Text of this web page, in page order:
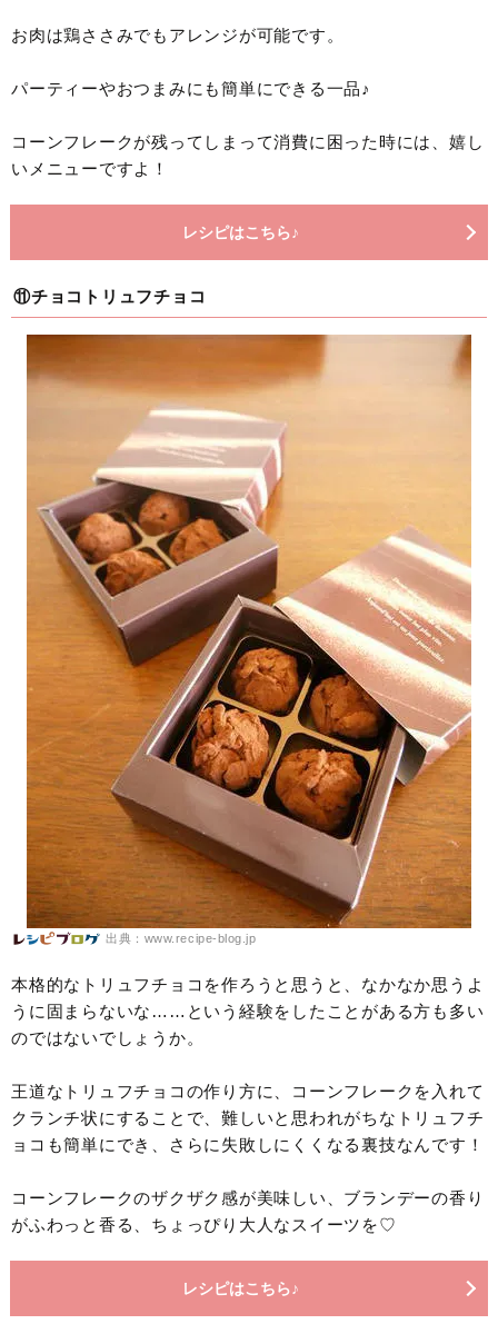
お肉は鶏ささみでもアレンジが可能です。
パーティーやおつまみにも簡単にできる一品♪
コーンフレークが残ってしまって消費に困った時には、嬉し
いメニューですよ！
レシピはこちら♪
⑪チョコトリュフチョコ
出典：www.recipe-blog.jp
本格的なトリュフチョコを作ろうと思うと、なかなか思うよ
うに固まらないな……という経験をしたことがある方も多い
のではないでしょうか。
王道なトリュフチョコの作り方に、コーンフレークを入れて
クランチ状にすることで、難しいと思われがちなトリュフチ
ョコも簡単にでき、さらに失敗しにくくなる裏技なんです！
コーンフレークのザクザク感が美味しい、ブランデーの香り
がふわっと香る、ちょっぴり大人なスイーツを♡
レシピはこちら♪